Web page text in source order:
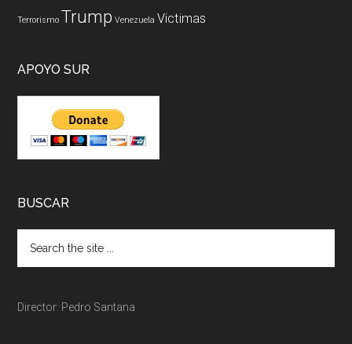
Terrorismo Trump Venezuela Victimas
APOYO SUR
BUSCAR
Director: Pedro Santana